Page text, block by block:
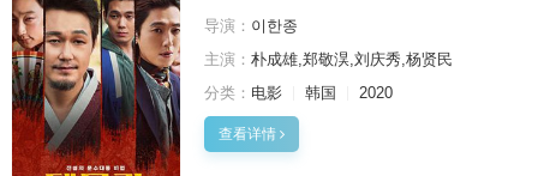
导演： 이한종
主演： 朴成雄,郑敬淏,刘庆秀,杨贤民
分类： 电影 韩国 2020
查看详情